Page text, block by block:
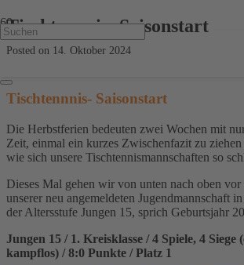
Tischtennnis- Saisonstart
Posted on 14. Oktober 2024
Tischtennnis- Saisonstart
Die Herbstferien bedeuten zwei Wochen mit
Zeit, einmal ein kurzes Zwischenfazit zu ziehen
wie sich unsere Tischtennismannschaften so
Dieses Mal gehen wir von unten nach oben
unserer neu angemeldeten Jugendmannschaft
der Altersstufe Jungen 15, sprich Geburtsjahr
Jungen 15 / 1. Kreisklasse / 4 Spiele, 4 Siege
kampflos) / 8:0 Punkte / Platz 1